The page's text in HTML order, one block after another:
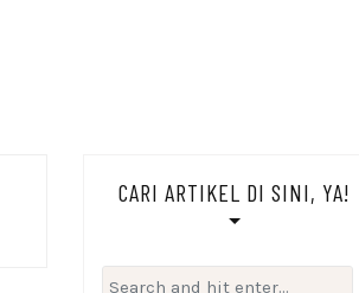
CARI ARTIKEL DI SINI, YA!
Search